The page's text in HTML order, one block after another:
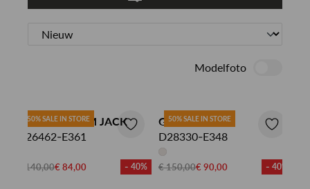
Modelfoto
50% SALE IN STORE
G-STAR DENIM JACK
D26462-E361
€ 140,00€ 84,00 - 40%
50% SALE IN STORE
G-STAR JAS
D28330-E348
€ 150,00€ 90,00 - 40%